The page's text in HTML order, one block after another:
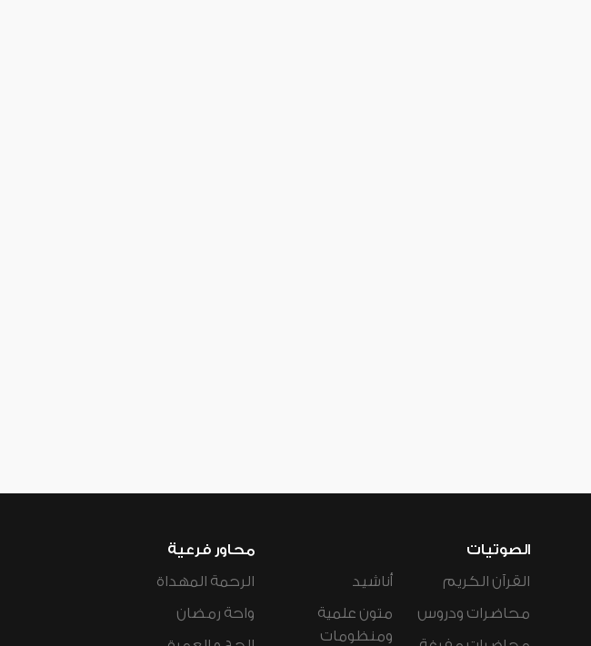
الصوتيات
القرآن الكريم
محاضرات ودروس
أناشيد
متون علمية
ومنظومات
محاور فرعية
الرحمة المهداة
واحة رمضان